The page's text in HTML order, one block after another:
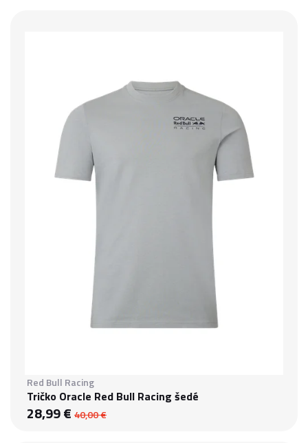
Red Bull Racing
Tričko Oracle Red Bull Racing šedé
28,99 € 40,00 €